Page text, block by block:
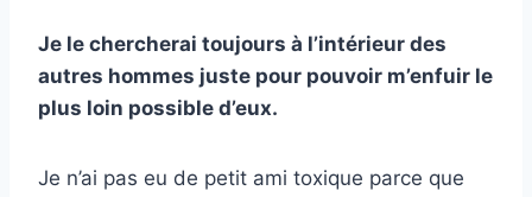
Je le chercherai toujours à l’intérieur des
autres hommes juste pour pouvoir m’enfuir le
plus loin possible d’eux.
Je n’ai pas eu de petit ami toxique parce que